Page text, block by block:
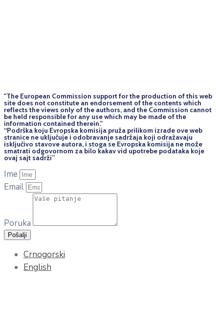
"The European Commission support for the production of this web
site does not constitute an endorsement of the contents which
reflects the views only of the authors, and the Commission cannot
be held responsi­ble for any use which may be made of the
information contained therein."
“Podrška koju Evropska komisija pruža prilikom izrade ove web
stranice ne uključuje i odobravanje sadržaja koji odražavaju
isključivo stavove autora, i stoga se Evropska komisija ne može
smatrati odgovornom za bilo kakav vid upotrebe podataka koje
ovaj sajt sadrži”
Ime
Email
Poruka
Pošalji
Crnogorski
English